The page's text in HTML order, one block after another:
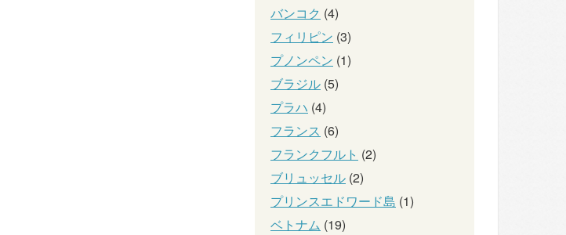
バンコク (4)
フィリピン (3)
プノンペン (1)
ブラジル (5)
プラハ (4)
フランス (6)
フランクフルト (2)
ブリュッセル (2)
プリンスエドワード島 (1)
ベトナム (19)